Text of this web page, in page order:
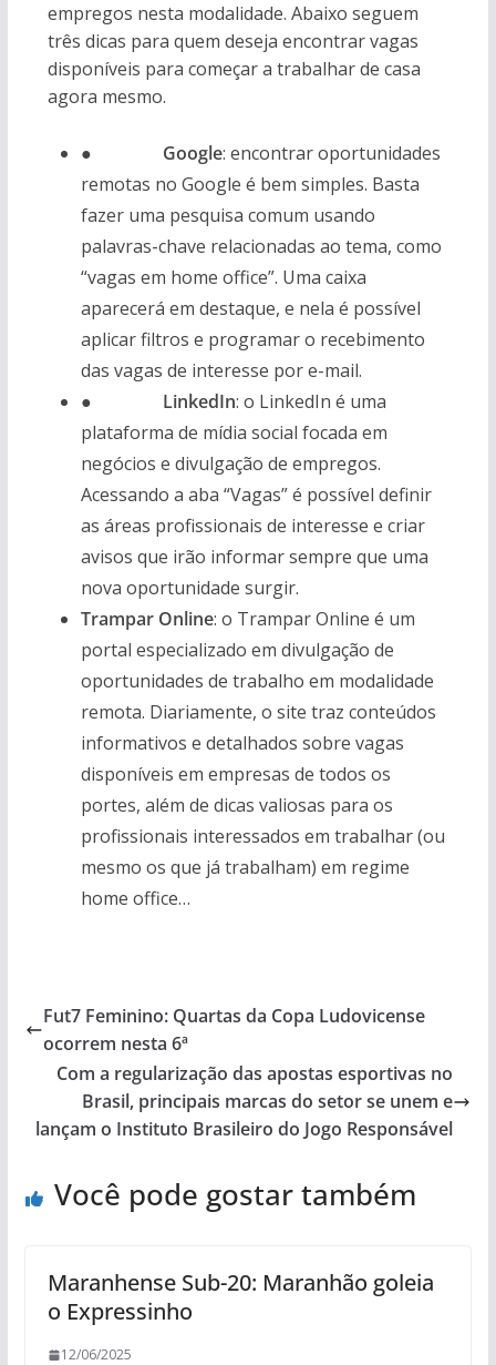
empregos nesta modalidade. Abaixo seguem
três dicas para quem deseja encontrar vagas
disponíveis para começar a trabalhar de casa
agora mesmo.
● Google: encontrar oportunidades
remotas no Google é bem simples. Basta
fazer uma pesquisa comum usando
palavras-chave relacionadas ao tema, como
“vagas em home office”. Uma caixa
aparecerá em destaque, e nela é possível
aplicar filtros e programar o recebimento
das vagas de interesse por e-mail.
● LinkedIn: o LinkedIn é uma
plataforma de mídia social focada em
negócios e divulgação de empregos.
Acessando a aba “Vagas” é possível definir
as áreas profissionais de interesse e criar
avisos que irão informar sempre que uma
nova oportunidade surgir.
Trampar Online: o Trampar Online é um
portal especializado em divulgação de
oportunidades de trabalho em modalidade
remota. Diariamente, o site traz conteúdos
informativos e detalhados sobre vagas
disponíveis em empresas de todos os
portes, além de dicas valiosas para os
profissionais interessados em trabalhar (ou
mesmo os que já trabalham) em regime
home office…
Fut7 Feminino: Quartas da Copa Ludovicense
ocorrem nesta 6ª
Com a regularização das apostas esportivas no
Brasil, principais marcas do setor se unem e
lançam o Instituto Brasileiro do Jogo Responsável
Você pode gostar também
Maranhense Sub-20: Maranhão goleia
o Expressinho
12/06/2025